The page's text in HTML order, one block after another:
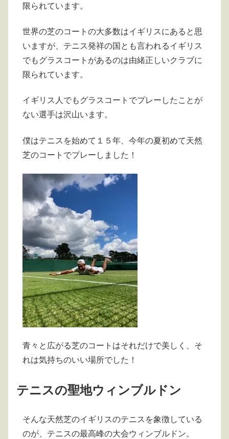
限られています。
世界の芝のコートの大多数はイギリスにあると思
いますが、テニス発祥の国とも言われるイギリス
でもグラスコートがあるのは由緒正しいクラブに
限られています。
イギリス人でもグラスコートでプレーしたことが
ない選手は沢山います。
僕はテニスを始めて１５年、今年の夏初めて天然
芝のコートでプレーしました！
青々と広がる芝のコートはそれだけで美しく、そ
れは気持ちのいい場所でした！
テニスの聖地ウィンブルドン
そんな天然芝のイギリスのテニスを象徴している
のが、テニスの最高峰の大会ウィンブルドン。